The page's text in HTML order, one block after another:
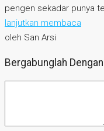
pengen sekadar punya
lanjutkan membaca
oleh San Arsi
Bergabunglah